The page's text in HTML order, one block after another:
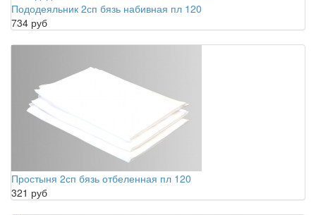
Пододеяльник 2сп бязь набивная пл 120
734 руб
Простыня 2сп бязь отбеленная пл 120
321 руб